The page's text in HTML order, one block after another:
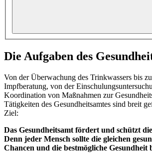
Die Aufgaben des
Von der Überwachung des Trinkwassers bis
Impfberatung, von der
Koordination von Maßnahmen zur
Tätigkeiten des Gesundheitsamtes sind breit
Ziel:
Das Gesundheitsamt fördert und schützt
Denn jeder Mensch sollte die gleichen
Chancen und die bestmögliche Gesundheit